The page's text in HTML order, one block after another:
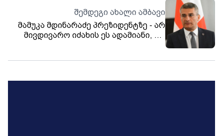
მოქალაქეს ბრალდება წარუდგინა
შემდეგი ახალი ამბავი
მამუკა მდინარაძე პრეზიდენტზე - არ
მივდივარო იძახის ეს ადამიანი, არ